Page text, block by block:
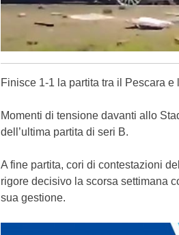
Finisce 1-1 la partita tra il Pescara
Momenti di tensione davanti allo
dell’ultima partita di seri B.
A fine partita, cori di contestazioni
rigore decisivo la scorsa settimana
sua gestione.